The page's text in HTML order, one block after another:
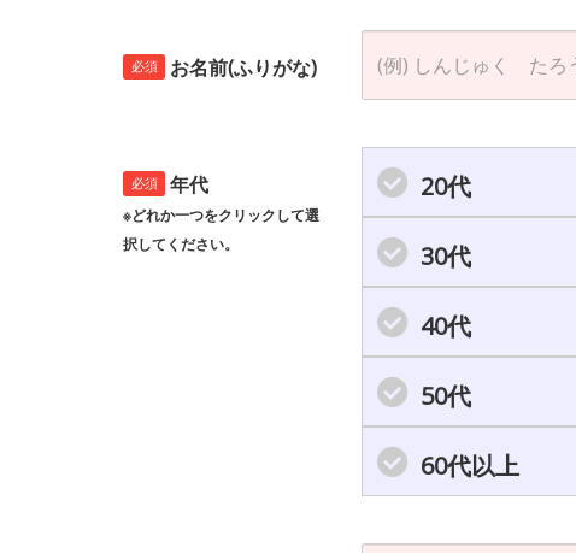
必須 お名前(ふりがな)
必須 年代
※どれか一つをクリックして選
択してください。
20代
30代
40代
50代
60代以上